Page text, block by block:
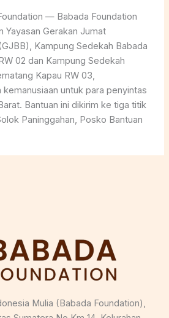
— Babada Foundation
Yayasan Gerakan Jumat
Kampung Sedekah Babada
02 dan Kampung Sedekah
Kapau RW 03,
kemanusiaan untuk para penyintas
Bantuan ini dikirim ke tiga titik
Paninggahan, Posko Bantuan
Mulia (Babada Foundation),